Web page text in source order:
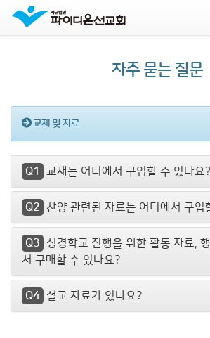
자주 묻는 질문
교재 및 자료
Q1 교재는 어디에서 구입할 수 있나요?
Q2 찬양 관련된 자료는 어디에서 구입
Q3
성경학교 진행을 위한 활동 자료,
서 구매할 수 있나요?
Q4 설교 자료가 있나요?